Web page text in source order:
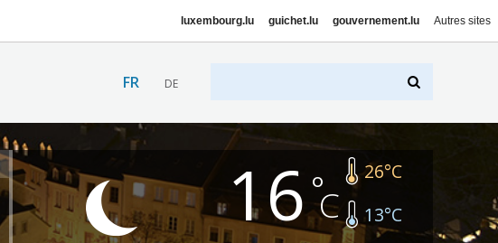
luxembourg.lu guichet.lu gouvernement.lu Autres sites
FR DE
16 26°C
13°C